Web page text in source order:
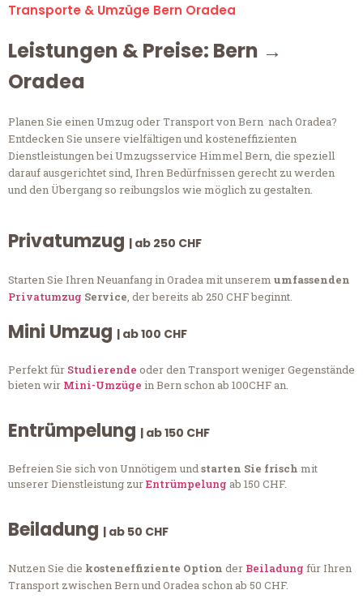
Transporte & Umzüge Bern Oradea
Leistungen & Preise: Bern →
Oradea
Planen Sie einen Umzug oder Transport von Bern nach Oradea?
Entdecken Sie unsere vielfältigen und kosteneffizienten
Dienstleistungen bei Umzugsservice Himmel Bern, die speziell
darauf ausgerichtet sind, Ihren Bedürfnissen gerecht zu werden
und den Übergang so reibungslos wie möglich zu gestalten.
Privatumzug | ab 250 CHF
Starten Sie Ihren Neuanfang in Oradea mit unserem umfassenden
Privatumzug Service, der bereits ab 250 CHF beginnt.
Mini Umzug | ab 100 CHF
Perfekt für Studierende oder den Transport weniger Gegenstände
bieten wir Mini-Umzüge in Bern schon ab 100CHF an.
Entrümpelung | ab 150 CHF
Befreien Sie sich von Unnötigem undstarten Sie frisch mit
unserer Dienstleistung zurEntrümpelung ab 150 CHF.
Beiladung | ab 50 CHF
Nutzen Sie die kosteneffiziente Option der Beiladung für Ihren
Transport zwischen Bern und Oradea schon ab 50 CHF.